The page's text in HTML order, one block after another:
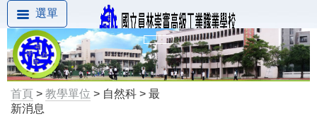
選單
首頁 > 教學單位 > 自然科 > 最
新消息